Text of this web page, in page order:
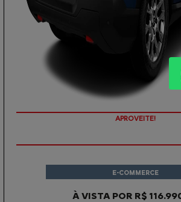
APROVEITE!
À VISTA POR R$
E-COMMERCE